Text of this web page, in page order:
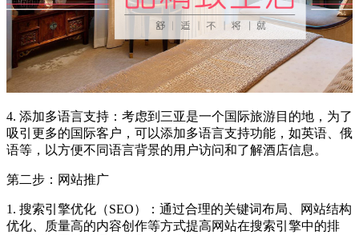
4. 添加多语言支持：考虑到三亚是一个国际旅游目的地，为了
吸引更多的国际客户，可以添加多语言支持功能，如英语、俄
语等，以方便不同语言背景的用户访问和了解酒店信息。
第二步：网站推广
1. 搜索引擎优化（SEO）：通过合理的关键词布局、网站结构
优化、质量高的内容创作等方式提高网站在搜索引擎中的排